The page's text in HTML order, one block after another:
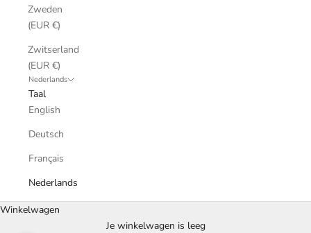
Zweden
(EUR €)
Zwitserland
(EUR €)
Nederlands
Taal
English
Deutsch
Français
Nederlands
Winkelwagen
Je winkelwagen is leeg